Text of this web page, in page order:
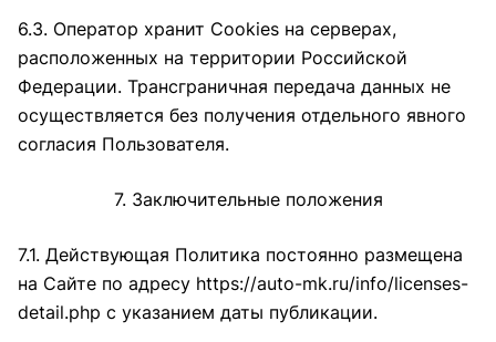
6.3. Оператор хранит Cookies на серверах,
расположенных на территории Российской
Федерации. Трансграничная передача данных не
осуществляется без получения отдельного явного
согласия Пользователя.
7. Заключительные положения
7.1. Действующая Политика постоянно размещена
на Сайте по адресу https://auto-mk.ru/info/licenses-
detail.php с указанием даты публикации.